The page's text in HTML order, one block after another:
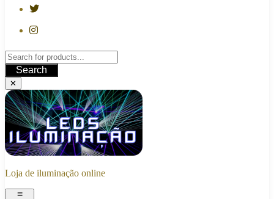
Search
✕
Loja de iluminação online